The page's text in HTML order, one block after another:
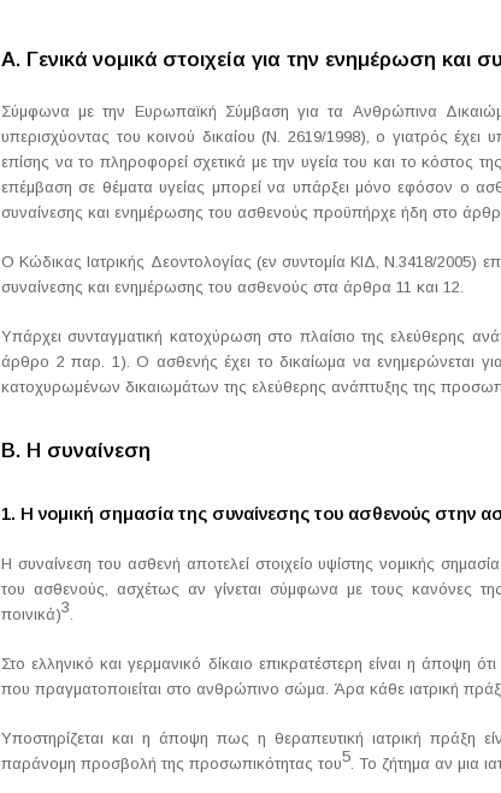
Α. Γενικά νομικά στοιχεία για την ενημέρωση και
Σύμφωνα με την Ευρωπαϊκή Σύμβαση για τα Ανθρώπινα
υπερισχύοντας του κοινού δικαίου (Ν. 2619/1998), ο γιατρός
επίσης να το πληροφορεί σχετικά με την υγεία του και το κόστος
επέμβαση σε θέματα υγείας μπορεί να υπάρξει μόνο εφόσον ο
συναίνεσης και ενημέρωσης του ασθενούς προϋπήρχε ήδη στο
Ο Κώδικας Ιατρικής Δεοντολογίας (εν συντομία ΚΙΔ, Ν.3418/2005)
συναίνεσης και ενημέρωσης του ασθενούς στα άρθρα 11 και 12.
Υπάρχει συνταγματική κατοχύρωση στο πλαίσιο της ελεύθερης
άρθρο 2 παρ. 1). Ο ασθενής έχει το δικαίωμα να ενημερώνεται για
κατοχυρωμένων δικαιωμάτων της ελεύθερης ανάπτυξης της
Β. Η συναίνεση
1. Η νομική σημασία της συναίνεσης του ασθενούς στην
Η συναίνεση του ασθενή αποτελεί στοιχείο υψίστης νομικής
του ασθενούς, ασχέτως αν γίνεται σύμφωνα με τους κανόνες της
ποινικά)3
Στο ελληνικό και γερμανικό δίκαιο επικρατέστερη είναι η άποψη
που πραγματοποιείται στο ανθρώπινο σώμα. Άρα κάθε ιατρική
Υποστηρίζεται και η άποψη πως η θεραπευτική ιατρική πράξη
παράνομη προσβολή της προσωπικότητας του5 . Το ζήτημα αν μια